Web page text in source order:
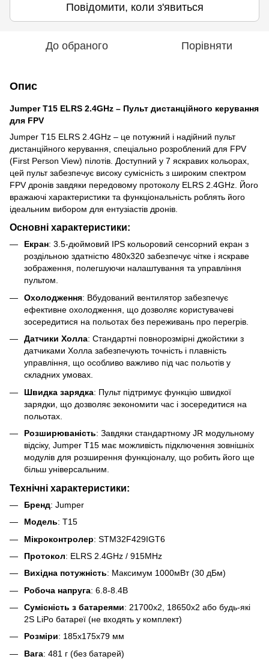
Повідомити, коли з'явиться
До обраного Порівняти
Опис
Jumper T15 ELRS 2.4GHz – Пульт дистанційного керування
для FPV
Jumper T15 ELRS 2.4GHz – це потужний і надійний пульт
дистанційного керування, спеціально розроблений для FPV
(First Person View) пілотів. Доступний у 7 яскравих кольорах,
цей пульт забезпечує високу сумісність з широким спектром
FPV дронів завдяки передовому протоколу ELRS 2.4GHz. Його
вражаючі характеристики та функціональність роблять його
ідеальним вибором для ентузіастів дронів.
Основні характеристики:
Екран: 3.5-дюймовий IPS кольоровий сенсорний екран з
роздільною здатністю 480x320 забезпечує чітке і яскраве
зображення, полегшуючи налаштування та управління
пультом.
Охолодження: Вбудований вентилятор забезпечує
ефективне охолодження, що дозволяє користувачеві
зосередитися на польотах без переживань про перегрів.
Датчики Холла: Стандартні повнорозмірні джойстики з
датчиками Холла забезпечують точність і плавність
управління, що особливо важливо під час польотів у
складних умовах.
Швидка зарядка: Пульт підтримує функцію швидкої
зарядки, що дозволяє зекономити час і зосередитися на
польотах.
Розширюваність: Завдяки стандартному JR модульному
відсіку, Jumper T15 має можливість підключення зовнішніх
модулів для розширення функціоналу, що робить його ще
більш універсальним.
Технічні характеристики:
Бренд: Jumper
Модель: T15
Мікроконтролер: STM32F429IGT6
Протокол: ELRS 2.4GHz / 915MHz
Вихідна потужність: Максимум 1000мВт (30 дБм)
Робоча напруга: 6.8-8.4В
Сумісність з батареями: 21700x2, 18650x2 або будь-які
2S LiPo батареї (не входять у комплект)
Розміри: 185x175x79 мм
Вага: 481 г (без батарей)